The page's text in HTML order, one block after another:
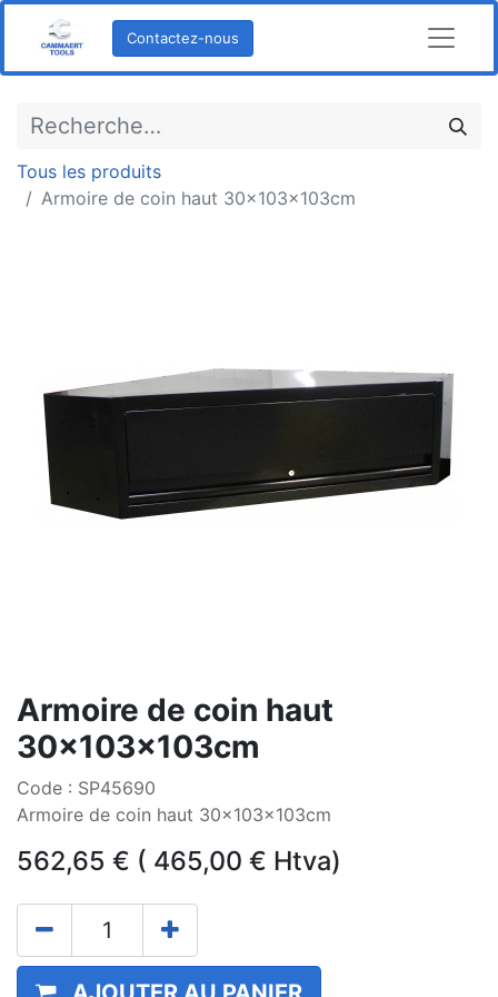
Contactez-nous
Tous les produits
Armoire de coin haut 30x103x103cm
Armoire de coin haut
30x103x103cm
Code : SP45690
Armoire de coin haut 30x103x103cm
562,65 € ( 465,00 € Htva)